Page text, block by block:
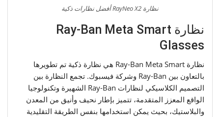
نظارة RayNeo X2 أفضل نظارات ذكية
نظارة Ray-Ban Meta Smart
Glasses
نظارة Ray-Ban Meta Smart هي نظارة ذكية تم تطويرها
بالتعاون بين Ray-Ban وشركة فيسبوك. تجمع النظارة بين
التصميم الكلاسيكي لنظارات Ray-Ban الشهيرة وتكنولوجيا
الواقع المعزز المتقدمة، تتميز بإطار نحيف وأنيق من المعدن
والبلاستيك، بحيث يمكن استخدامها بنفس الطريقة التقليدية